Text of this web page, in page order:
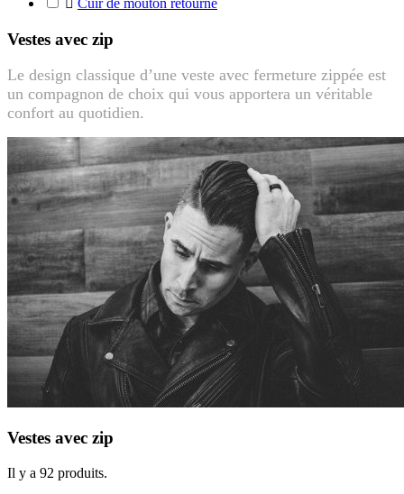
 Cuir de mouton retourné
Vestes avec zip
Le design classique d’une veste avec fermeture zippée est
un compagnon de choix qui vous apportera un véritable
confort au quotidien.
Vestes avec zip
Il y a 92 produits.